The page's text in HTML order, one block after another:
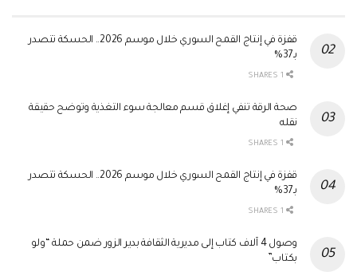
قفزة في إنتاج القمح السوري خلال موسم 2026.. الحسكة تتصدر
بـ37%
صحة الرقة تنفي إغلاق قسم معالجة سوء التغذية وتوضح حقيقة
نقله
قفزة في إنتاج القمح السوري خلال موسم 2026.. الحسكة تتصدر
بـ37%
وصول 4 آلاف كتاب إلى مديرية الثقافة بدير الزور ضمن حملة “ولو
بكتاب”